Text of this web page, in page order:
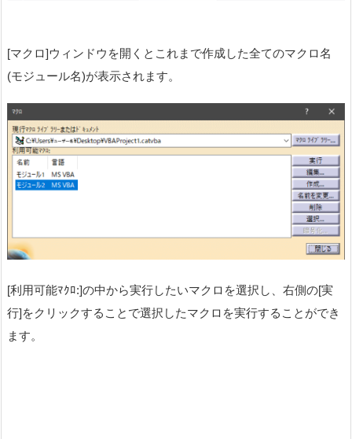
[マクロ]ウィンドウを開くとこれまで作成した全てのマクロ名
(モジュール名)が表示されます。
[利用可能ﾏｸﾛ:]の中から実行したいマクロを選択し、右側の[実
行]をクリックすることで選択したマクロを実行することができ
ます。